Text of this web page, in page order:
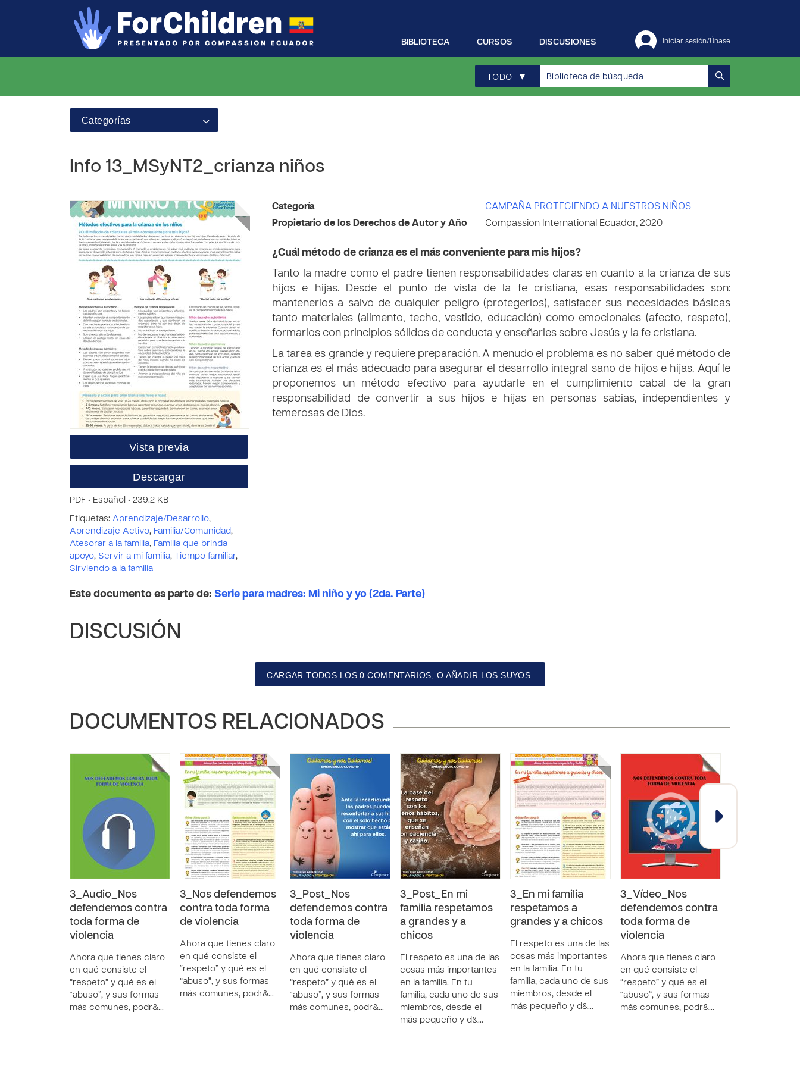
Iniciar sesión/Únase
DISCUSIONES
CURSOS
BIBLIOTECA
TODO ▾
Categorías
Info 13_MSyNT2_crianza niños
Vista previa
Descargar
PDF • Español • 239.2 KB
Etiquetas: Aprendizaje/Desarrollo,
Aprendizaje Activo, Familia/Comunidad,
Atesorar a la familia, Familia que brinda
apoyo, Servir a mi familia, Tiempo familiar,
Sirviendo a la familia
Categoría
CAMPAÑA PROTEGIENDO A NUESTROS NIÑOS
Propietario de los Derechos de Autor y Año
Compassion International Ecuador, 2020
¿Cuál método de crianza es el más conveniente para mis hijos?
Tanto la madre como el padre tienen responsabilidades claras en cuanto a la crianza de sus
hijos e hijas. Desde el punto de vista de la fe cristiana, esas responsabilidades son:
mantenerlos a salvo de cualquier peligro (protegerlos), satisfacer sus necesidades básicas
tanto materiales (alimento, techo, vestido, educación) como emocionales (afecto, respeto),
formarlos con principios sólidos de conducta y enseñarles sobre Jesús y la fe cristiana.
La tarea es grande y requiere preparación. A menudo el problema es no saber qué método de
crianza es el más adecuado para asegurar el desarrollo integral sano de hijos e hijas. Aquí le
proponemos un método efectivo para ayudarle en el cumplimiento cabal de la gran
responsabilidad de convertir a sus hijos e hijas en personas sabias, independientes y
temerosas de Dios.
Este documento es parte de: Serie para madres: Mi niño y yo (2da. Parte)
DISCUSIÓN
CARGAR TODOS LOS 0 COMENTARIOS, O AÑADIR LOS SUYOS.
DOCUMENTOS RELACIONADOS
3_Audio_Nos
defendemos contra
toda forma de
violencia
Ahora que tienes claro
en qué consiste el
“respeto” y qué es el
“abuso”, y sus formas
más comunes, podr&…
3_Nos defendemos
contra toda forma
de violencia
Ahora que tienes claro
en qué consiste el
“respeto” y qué es el
“abuso”, y sus formas
más comunes, podr&…
3_Post_Nos
defendemos contra
toda forma de
violencia
Ahora que tienes claro
en qué consiste el
“respeto” y qué es el
“abuso”, y sus formas
más comunes, podr&…
3_Post_En mi
familia respetamos
a grandes y a
chicos
El respeto es una de las
cosas más importantes
en la familia. En tu
familia, cada uno de sus
miembros, desde el
más pequeño y d&…
3_En mi familia
respetamos a
grandes y a chicos
El respeto es una de las
cosas más importantes
en la familia. En tu
familia, cada uno de sus
miembros, desde el
más pequeño y d&…
3_Vídeo_Nos
defendemos contra
toda forma de
violencia
Ahora que tienes claro
en qué consiste el
“respeto” y qué es el
“abuso”, y sus formas
más comunes, podr&…